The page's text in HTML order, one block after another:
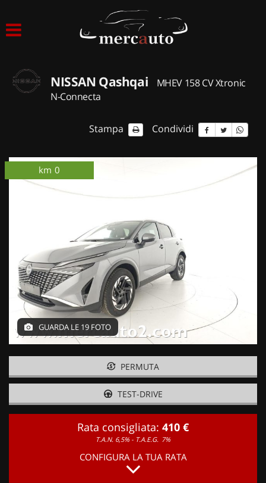
ACQUISTIAMO USATO
NOLEGGIO AUTO
NOLEGGIO LUNGO TERMINE
CONTATTI
NISSAN Qashqai
MHEV 158 CV Xtronic
N-Connecta
Stampa Condividi
km 0 km 0
GUARDA LE 19 FOTO
PERMUTA
TEST-DRIVE
Rata consigliata: 410 €
T.A.N. 6,5% - T.A.E.G. 7%
CONFIGURA LA TUA RATA